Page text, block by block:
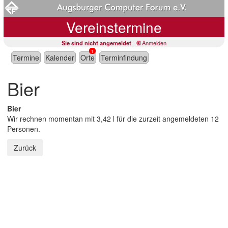
Vereinstermine
Sie sind nicht angemeldet Anmelden
Termine Kalender Orte
1
Terminfindung
Bier
Bier
Wir rechnen momentan mit 3,42 l für die zurzeit angemeldeten 12
Personen.